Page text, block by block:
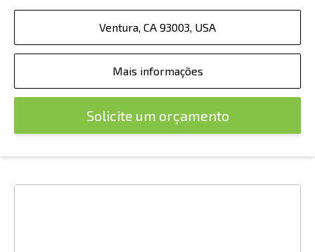
Ventura, CA 93003, USA
Mais informações
Solicite um orçamento